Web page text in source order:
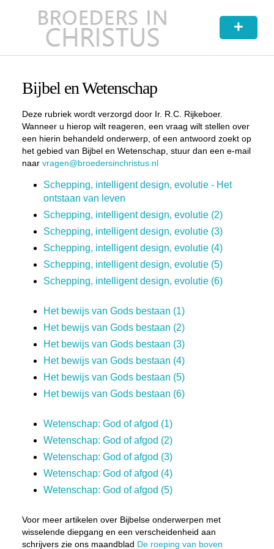
+
Bijbel en Wetenschap
Deze rubriek wordt verzorgd door Ir. R.C. Rijkeboer.
Wanneer u hierop wilt reageren, een vraag wilt stellen over
een hierin behandeld onderwerp, of een antwoord zoekt op
het gebied van Bijbel en Wetenschap, stuur dan een e-mail
naar vragen@broedersinchristus.nl
Schepping, intelligent design, evolutie - Het
ontstaan van leven
Schepping, intelligent design, evolutie (2)
Schepping, intelligent design, evolutie (3)
Schepping, intelligent design, evolutie (4)
Schepping, intelligent design, evolutie (5)
Schepping, intelligent design, evolutie (6)
Het bewijs van Gods bestaan (1)
Het bewijs van Gods bestaan (2)
Het bewijs van Gods bestaan (3)
Het bewijs van Gods bestaan (4)
Het bewijs van Gods bestaan (5)
Het bewijs van Gods bestaan (6)
Wetenschap: God of afgod (1)
Wetenschap: God of afgod (2)
Wetenschap: God of afgod (3)
Wetenschap: God of afgod (4)
Wetenschap: God of afgod (5)
Voor meer artikelen over Bijbelse onderwerpen met
wisselende diepgang en een verscheidenheid aan
schrijvers zie ons maandblad De roeping van boven